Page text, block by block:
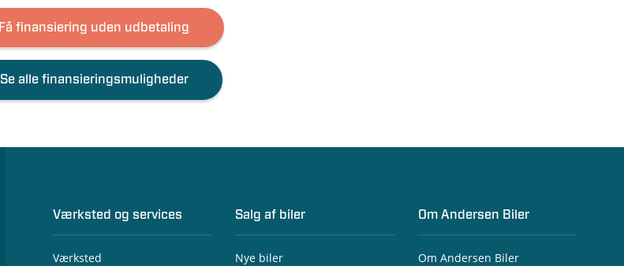
Få finansiering uden udbetaling
Se alle finansieringsmuligheder
Værksted og services
Værksted
Salg af biler
Nye biler
Om Andersen Biler
Om Andersen Biler